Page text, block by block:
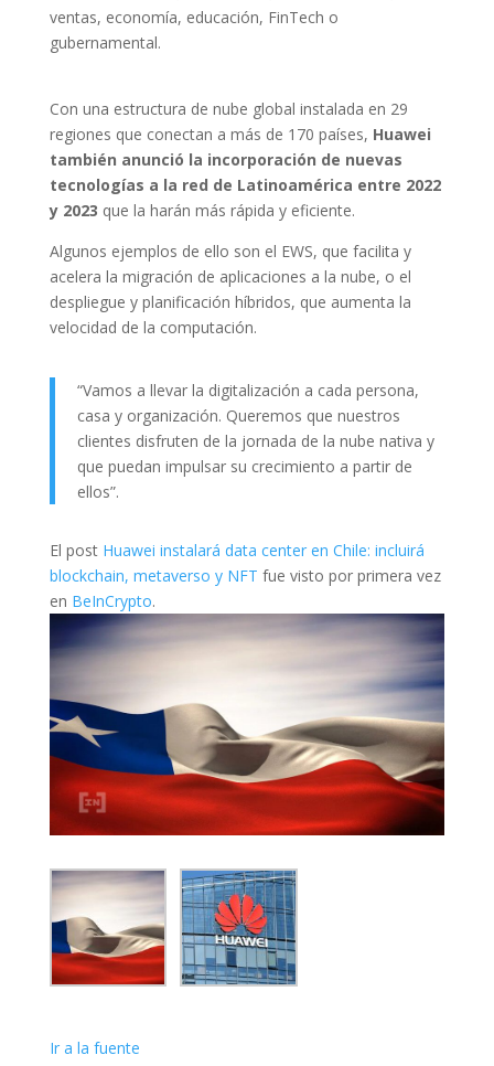
ventas, economía, educación, FinTech o
gubernamental.
Con una estructura de nube global instalada en 29
regiones que conectan a más de 170 países, Huawei
también anunció la incorporación de nuevas
tecnologías a la red de Latinoamérica entre 2022
y 2023 que la harán más rápida y eficiente.
Algunos ejemplos de ello son el EWS, que facilita y
acelera la migración de aplicaciones a la nube, o el
despliegue y planificación híbridos, que aumenta la
velocidad de la computación.
“Vamos a llevar la digitalización a cada persona,
casa y organización. Queremos que nuestros
clientes disfruten de la jornada de la nube nativa y
que puedan impulsar su crecimiento a partir de
ellos”.
El post Huawei instalará data center en Chile: incluirá
blockchain, metaverso y NFT fue visto por primera vez
en BeInCrypto.
Ir a la fuente